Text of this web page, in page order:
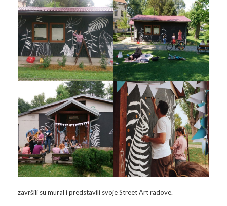
završili su mural i predstavili svoje Street Art radove.